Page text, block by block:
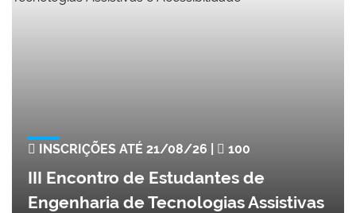
INSCRIÇÕES ATÉ 21/08/26 | 100
III Encontro de Estudantes de
Engenharia de Tecnologias Assistivas